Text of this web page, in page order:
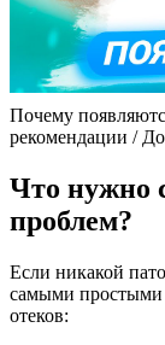
Почему
рекомендации /
Что нужно
проблем?
Если никакой
самыми простыми
отеков: